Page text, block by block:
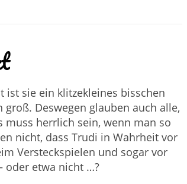
ist sie ein klitzekleines bisschen
Deswegen glauben auch alle,
muss herrlich sein, wenn man so
nicht, dass Trudi in Wahrheit vor
Versteckspielen und sogar vor
oder etwa nicht …?